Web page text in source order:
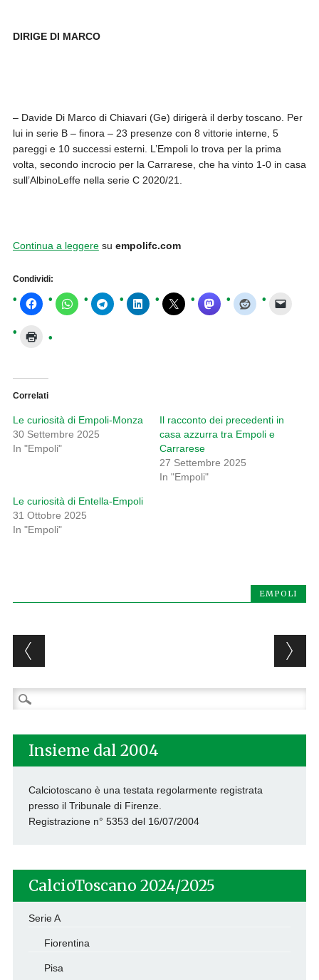
DIRIGE DI MARCO
– Davide Di Marco di Chiavari (Ge) dirigerà il derby toscano. Per
lui in serie B – finora – 23 presenze con 8 vittorie interne, 5
pareggi e 10 successi esterni. L’Empoli lo trova per la prima
volta, secondo incrocio per la Carrarese, che ha vinto 1-0 in casa
sull’AlbinoLeffe nella serie C 2020/21.
Continua a leggeresu empolifc.com
Condividi:
Correlati
Le curiosità di Empoli-Monza
30 Settembre 2025
In "Empoli"
Il racconto dei precedenti in
casa azzurra tra Empoli e
Carrarese
27 Settembre 2025
In "Empoli"
Le curiosità di Entella-Empoli
31 Ottobre 2025
In "Empoli"
EMPOLI
Post navigation
Ricerca
per:
Insieme dal 2004
Calciotoscano è una testata regolarmente registrata
presso il Tribunale di Firenze.
Registrazione n° 5353 del 16/07/2004
CalcioToscano 2024/2025
Serie A
Fiorentina
Pisa